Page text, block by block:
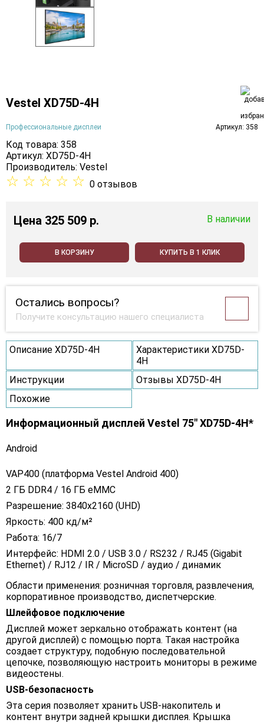
Vestel XD75D-4H
Профессиональные дисплеи Артикул: 358
Код товара: 358
Артикул: XD75D-4H
Производитель: Vestel
☆ ☆ ☆ ☆ ☆ 0 отзывов
Цена 325 509 p. В наличии
В КОРЗИНУ КУПИТЬ В 1 КЛИК
Остались вопросы?
Получите консультацию нашего специалиста
Описание XD75D-4H
Характеристики XD75D-
4H
Инструкции
Отзывы XD75D-4H
Похожие
Информационный дисплей Vestel 75" XD75D-4H*
Android
VAP400 (платформа Vestel Android 400)
2 ГБ DDR4 / 16 ГБ eMMC
Разрешение: 3840x2160 (UHD)
Яркость: 400 кд/м²
Работа: 16/7
Интерфейс: HDMI 2.0 / USB 3.0 / RS232 / RJ45 (Gigabit
Ethernet) / RJ12 / IR / MicroSD / аудио / динамик
Области применения: розничная торговля, развлечения,
корпоративное производство, диспетчерские.
Шлейфовое подключение
Дисплей может зеркально отображать контент (на
другой дисплей) с помощью порта. Такая настройка
создает структуру, подобную последовательной
цепочке, позволяющую настроить мониторы в режиме
видеостены.
USB-безопасность
Эта серия позволяет хранить USB-накопитель и
контент внутри задней крышки дисплея. Крышка